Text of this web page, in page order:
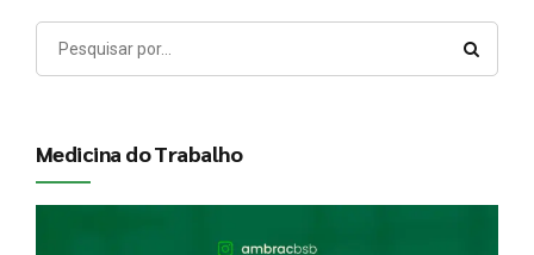
Medicina do Trabalho